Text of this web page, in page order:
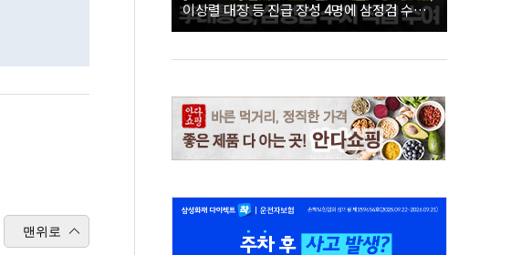
맨위로
이상렬 대장 등 진급 장성 4명에 삼정검 수치
직접 수여｜26.08.07 장성 진급·삼정검 수치